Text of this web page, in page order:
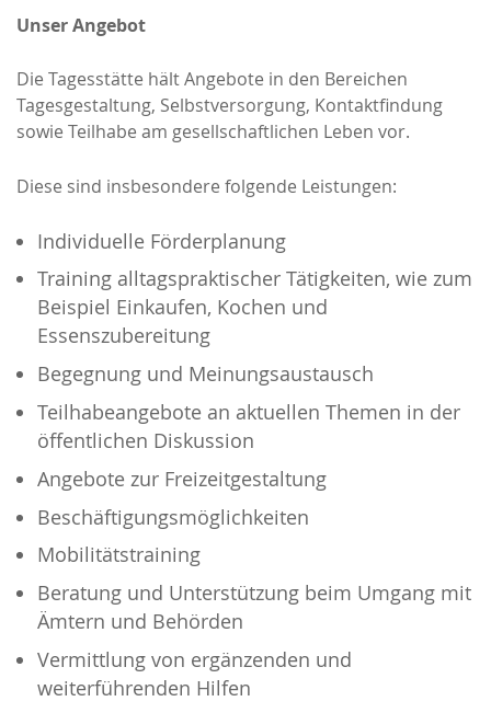
Unser Angebot
Die Tagesstätte hält Angebote in den Bereichen
Tagesgestaltung, Selbstversorgung, Kontaktfindung
sowie Teilhabe am gesellschaftlichen Leben vor.
Diese sind insbesondere folgende Leistungen:
Individuelle Förderplanung
Training alltagspraktischer Tätigkeiten, wie zum
Beispiel Einkaufen, Kochen und
Essenszubereitung
Begegnung und Meinungsaustausch
Teilhabeangebote an aktuellen Themen in der
öffentlichen Diskussion
Angebote zur Freizeitgestaltung
Beschäftigungsmöglichkeiten
Mobilitätstraining
Beratung und Unterstützung beim Umgang mit
Ämtern und Behörden
Vermittlung von ergänzenden und
weiterführenden Hilfen